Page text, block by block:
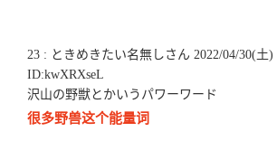
23 : ときめきたい名無しさん 2022/04/30(土)
ID:kwXRXseL
沢山の野獣とかいうパワーワード
很多野兽这个能量词